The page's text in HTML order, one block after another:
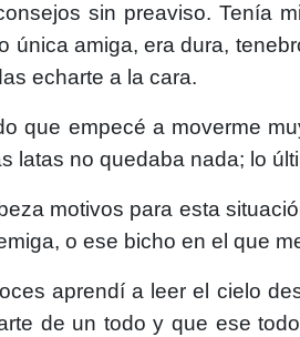
sin preaviso. Tenía
única amiga, era dura,
echarte a la cara.
que empecé a moverme
latas no quedaba nada; lo
motivos para esta
o ese bicho en el que
aprendí a leer el cielo
de un todo y que ese